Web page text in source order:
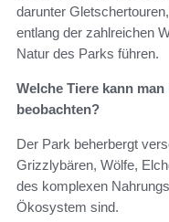
darunter
entlang der zahlreichen
Natur des Parks führen.
Welche Tiere kann
beobachten?
Der Park beherbergt
Grizzlybären, Wölfe,
des komplexen
Ökosystem sind.